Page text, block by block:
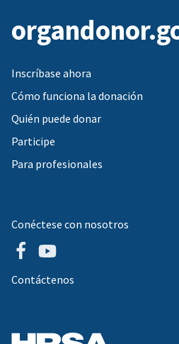
Inscríbase ahora
Cómo funciona la donación
Quién puede donar
Participe
Para profesionales
Conéctese con nosotros
Contáctenos